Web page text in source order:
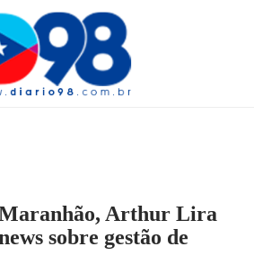
Arthur Lira
sobre gestão de